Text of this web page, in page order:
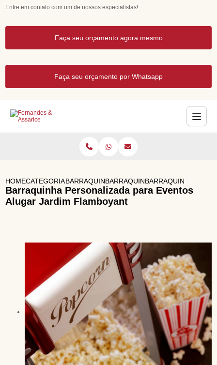
Entre em contato com um de nossos especialistas!
Faça seu orçamento agora mesmo
Faça seu orçamento por Whatsapp
HOMECATEGORIASBARRAQUINHAS PARA EVENTOS
BARRAQUINHA PARA FESTA
BARRAQUINHA
Barraquinha Personalizada para Eventos
Alugar Jardim Flamboyant